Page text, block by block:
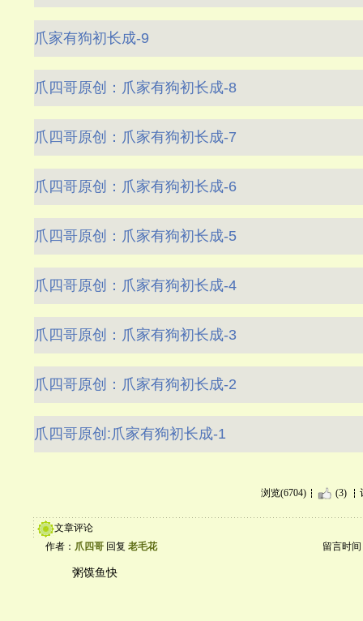
爪家有狗初长成-9
爪四哥原创：爪家有狗初长成-8
爪四哥原创：爪家有狗初长成-7
爪四哥原创：爪家有狗初长成-6
爪四哥原创：爪家有狗初长成-5
爪四哥原创：爪家有狗初长成-4
爪四哥原创：爪家有狗初长成-3
爪四哥原创：爪家有狗初长成-2
爪四哥原创:爪家有狗初长成-1
浏览(6704) (3)
文章评论
作者： 爪四哥 回复 老毛花 留言时间
粥馍鱼快